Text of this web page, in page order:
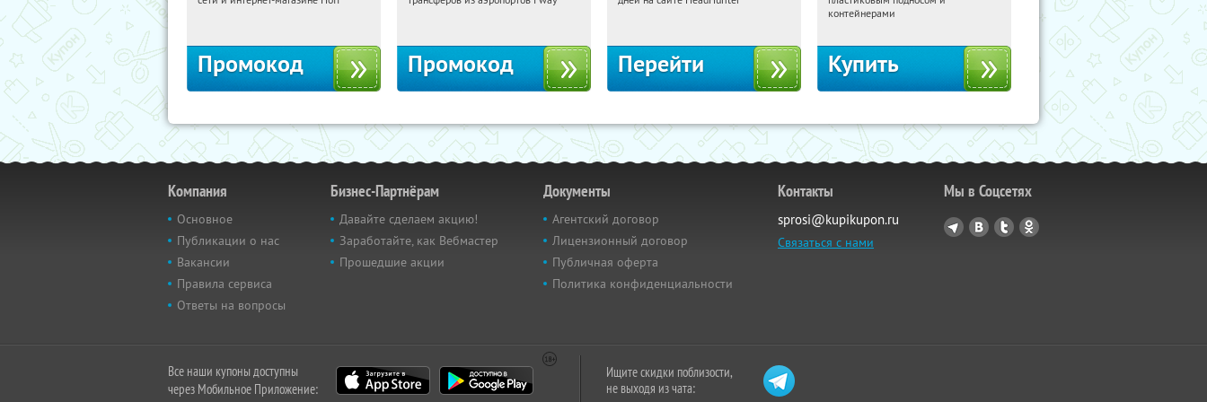
Промокод Промокод Перейти
Россия
контейнерами
Купить
Компания
Основное
Публикации о нас
Вакансии
Правила сервиса
Ответы на вопросы
Бизнес-Партнёрам
Давайте сделаем акцию!
Заработайте, как Вебмастер
Прошедшие акции
Документы
Агентский договор
Лицензионный договор
Публичная оферта
Политика конфиденциальности
Контакты
sprosi@kupikupon.ru
Связаться с нами
Мы в Соцсетях
Все наши купоны доступны
через Мобильное Приложение:
Ищите скидки поблизости,
не выходя из чата: